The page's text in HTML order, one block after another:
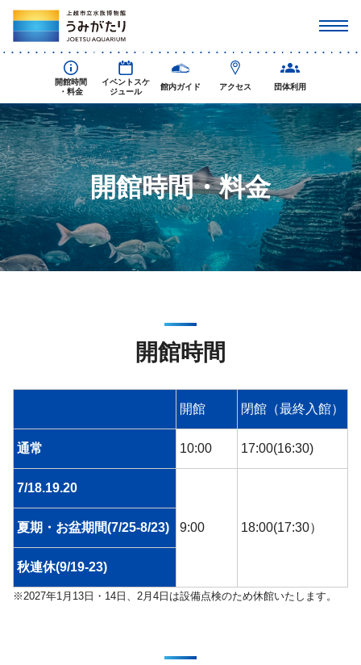
開館時間
・料金
イベントスケ
ジュール
館内ガイド アクセス 団体利用
開館時間・料金
開館時間
開館 閉館（最終入館）
通常 10:00 17:00(16:30)
7/18.19.20
9:00 18:00(17:30）
夏期・お盆期間(7/25-8/23)
秋連休(9/19-23)
※2027年1月13日・14日、2月4日は設備点検のため休館いたします。